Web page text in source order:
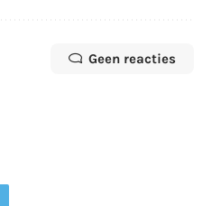
Geen reacties